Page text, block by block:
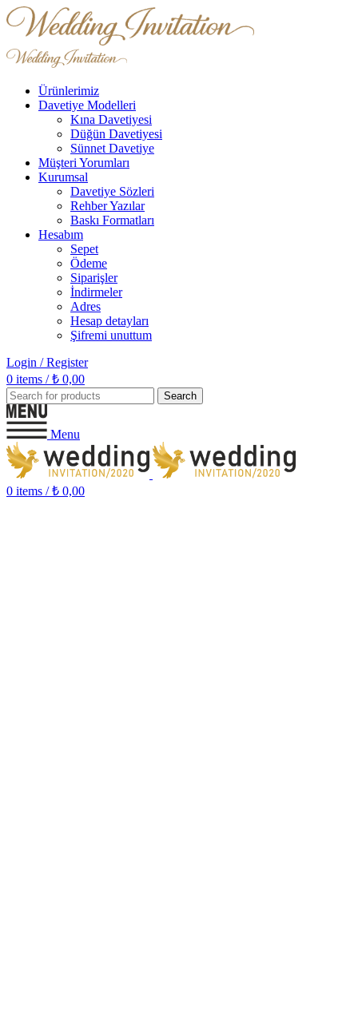
Ürünlerimiz
Davetiye Modelleri
Kına Davetiyesi
Düğün Davetiyesi
Sünnet Davetiye
Müşteri Yorumları
Kurumsal
Davetiye Sözleri
Rehber Yazılar
Baskı Formatları
Hesabım
Sepet
Ödeme
Siparişler
İndirmeler
Adres
Hesap detayları
Şifremi unuttum
Login / Register
0 items / ₺ 0,00
Search
Menu
0 items / ₺ 0,00